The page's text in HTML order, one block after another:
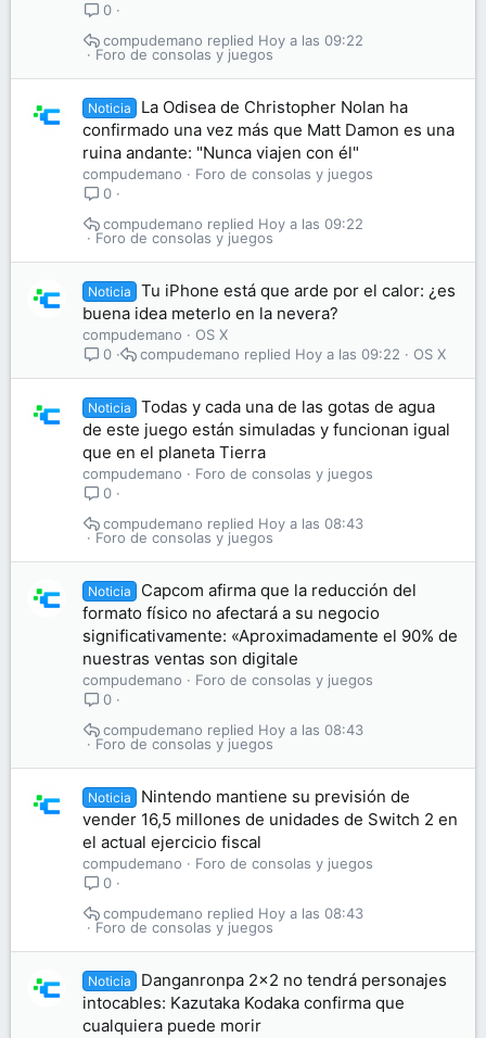
0
Foro de consolas y juegos
Hoy a las 09:22
compudemano
Noticia
La Odisea de Christopher Nolan ha
confirmado una vez más que Matt Damon es una
ruina andante: "Nunca viajen con él"
compudemano
Foro de consolas y juegos
0
Foro de consolas y juegos
Hoy a las 09:22
compudemano
Noticia
Tu iPhone está que arde por el calor: ¿es
buena idea meterlo en la nevera?
compudemano
OS X
0
OS X
Hoy a las 09:22
compudemano
Noticia
Todas y cada una de las gotas de agua
de este juego están simuladas y funcionan igual
que en el planeta Tierra
compudemano
Foro de consolas y juegos
0
Foro de consolas y juegos
Hoy a las 08:43
compudemano
Noticia
Capcom afirma que la reducción del
formato físico no afectará a su negocio
significativamente: «Aproximadamente el 90% de
nuestras ventas son digitale
compudemano
Foro de consolas y juegos
0
Foro de consolas y juegos
Hoy a las 08:43
compudemano
Noticia
Nintendo mantiene su previsión de
vender 16,5 millones de unidades de Switch 2 en
el actual ejercicio fiscal
compudemano
Foro de consolas y juegos
0
Foro de consolas y juegos
Hoy a las 08:43
compudemano
Noticia
Danganronpa 2×2 no tendrá personajes
intocables: Kazutaka Kodaka confirma que
cualquiera puede morir